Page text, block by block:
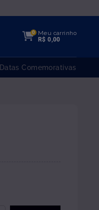
0
Meu carrinho
R$ 0,00
Datas Comemorativas